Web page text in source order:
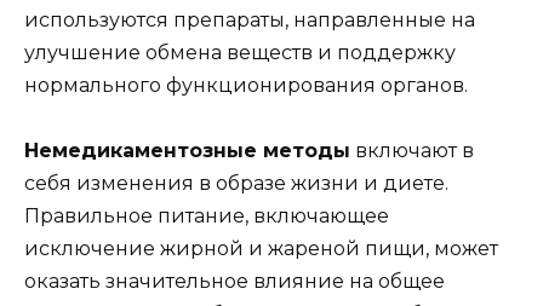
используются препараты, направленные на
улучшение обмена веществ и поддержку
нормального функционирования органов.
Немедикаментозные методы включают в
себя изменения в образе жизни и диете.
Правильное питание, включающее
исключение жирной и жареной пищи, может
оказать значительное влияние на общее